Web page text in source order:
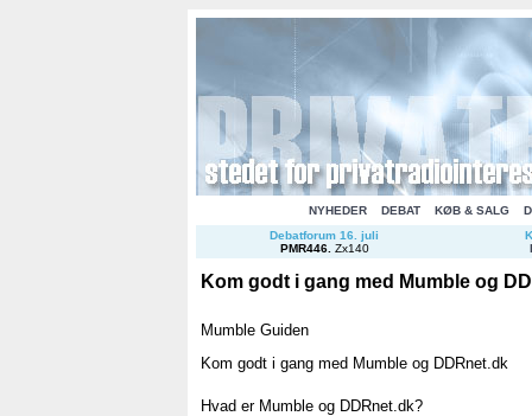
NYHEDER DEBAT KØB & SALG
Debatforum 16. juli
PMR446. Zx140
Kom godt i gang med Mumble og
Mumble Guiden
Kom godt i gang med Mumble og DDRnet.dk
Hvad er Mumble og DDRnet.dk?